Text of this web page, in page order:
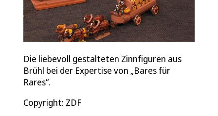
Die liebevoll gestalteten Zinnfiguren aus
Brühl bei der Expertise von „Bares für
Rares“.
Copyright: ZDF